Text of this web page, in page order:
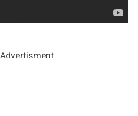
Advertisment